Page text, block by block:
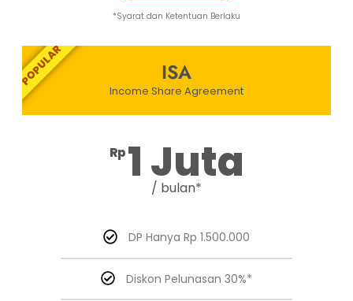
*Syarat dan Ketentuan Berlaku
POPULAR ISA
Income Share Agreement
Rp 1 Juta
/ bulan*
DP Hanya Rp 1.500.000
Diskon Pelunasan 30%*